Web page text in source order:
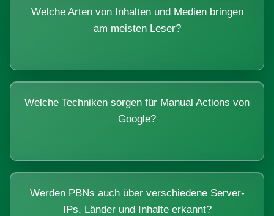
Welche Arten von Inhalten und Medien bringen
am meisten Leser?
Welche Techniken sorgen für Manual Actions von
Google?
Werden PBNs auch über verschiedene Server-
IPs, Länder und Inhalte erkannt?